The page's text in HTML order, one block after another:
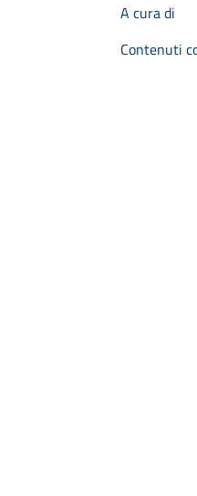
A cura di
Contenuti